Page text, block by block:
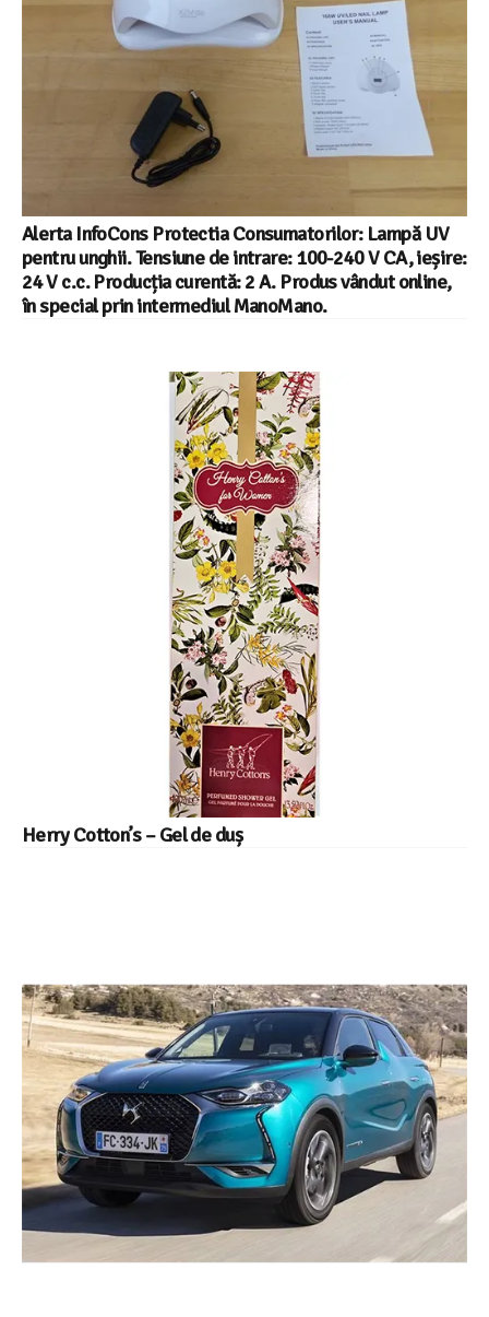
Alerta InfoCons Protectia Consumatorilor: Lampă UV
pentru unghii. Tensiune de intrare: 100-240 V CA, ieșire:
24 V c.c. Producția curentă: 2 A. Produs vândut online,
în special prin intermediul ManoMano.
Herry Cotton’s – Gel de duș